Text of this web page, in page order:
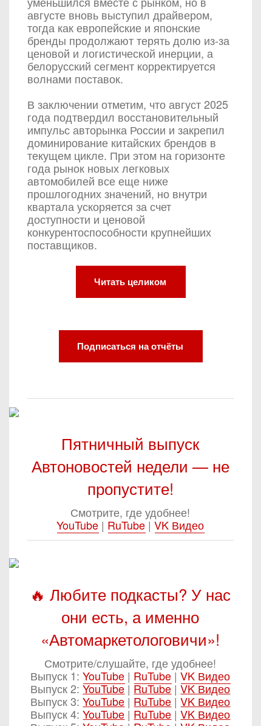
августе вновь выступил драйвером,
тогда как европейские и японские
бренды продолжают терять долю из-за
ценовой и логистической инерции, а
белорусский сегмент корректируется
волнами поставок.
В заключении отметим, что август 2025
года подтвердил восстановительный
импульс авторынка России и закрепил
доминирование китайских брендов в
текущем цикле. При этом на горизонте
года рынок новых легковых
автомобилей все еще ниже
прошлогодних значений, но внутри
квартала ускоряется за счет
доступности и ценовой
конкурентоспособности крупнейших
поставщиков.
Читать целиком
Подписаться на отчёты
Пятничный выпуск
Автоновостей недели — не
пропустите!
Смотрите, где удобнее!
YouTube | RuTube|VK Видео
🔥 Любите подкасты? У нас
они есть, а именно
«Автомаркетологовичи»!
Смотрите/слушайте, где удобнее!
Выпуск 1:YouTube | RuTube|VK Видео
Выпуск 2:YouTube| RuTube|VK Видео
Выпуск 3:YouTube | RuTube |VK Видео
Выпуск 4:YouTube | RuTube |VK Видео